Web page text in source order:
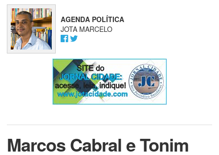
AGENDA POLÍTICA
JOTA MARCELO
Marcos Cabral e Tonim